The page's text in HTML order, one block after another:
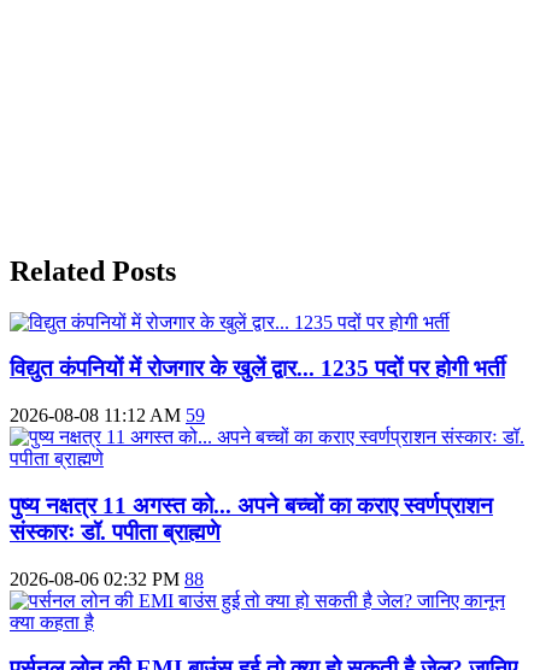
Related Posts
विद्युत कंपनियों में रोजगार के खुलें द्वार... 1235 पदों पर होगी भर्ती
2026-08-08 11:12 AM 59
पुष्य नक्षत्र 11 अगस्त को... अपने बच्चों का कराए स्वर्णप्राशन
संस्कारः डॉ. पपीता ब्राह्मणे
2026-08-06 02:32 PM 88